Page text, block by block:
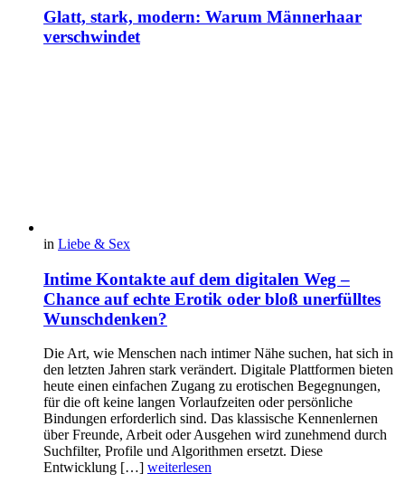
Glatt, stark, modern: Warum Männerhaar
verschwindet
in Liebe & Sex
Intime Kontakte auf dem digitalen Weg –
Chance auf echte Erotik oder bloß unerfülltes
Wunschdenken?
Die Art, wie Menschen nach intimer Nähe suchen, hat sich in
den letzten Jahren stark verändert. Digitale Plattformen bieten
heute einen einfachen Zugang zu erotischen Begegnungen,
für die oft keine langen Vorlaufzeiten oder persönliche
Bindungen erforderlich sind. Das klassische Kennenlernen
über Freunde, Arbeit oder Ausgehen wird zunehmend durch
Suchfilter, Profile und Algorithmen ersetzt. Diese
Entwicklung […] weiterlesen